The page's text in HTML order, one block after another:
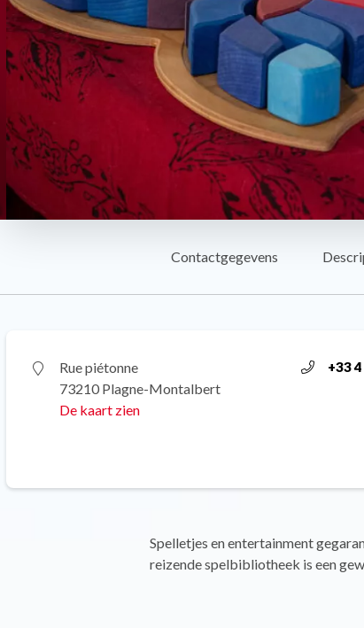
Contactgegevens
Rue piétonne
73210 Plagne-Montalbert
De kaart zien
+33
Spelletjes en entertainment
reizende spelbibliotheek is een